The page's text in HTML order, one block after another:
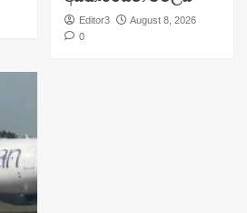
Editor3
August 8, 2026
0